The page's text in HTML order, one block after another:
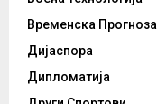
Временска Прогноза
Дијаспора
Дипломатија